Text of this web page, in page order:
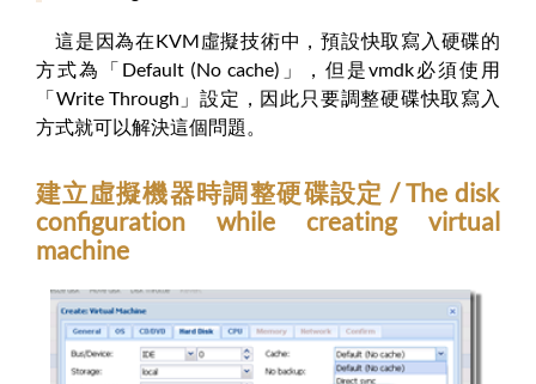
這是因為在KVM虛擬技術中，預設快取寫入硬碟的
方式為「Default (No cache)」，但是vmdk必須使用
「Write Through」設定，因此只要調整硬碟快取寫入
方式就可以解決這個問題。
建立虛擬機器時調整硬碟設定 / The disk
configuration while creating virtual
machine